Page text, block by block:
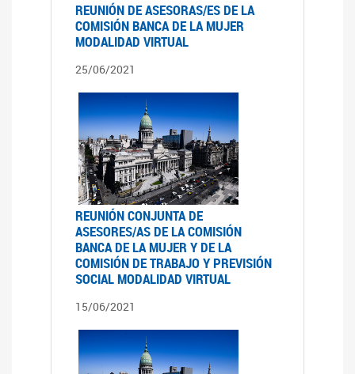
REUNIÓN DE ASESORAS/ES DE LA
COMISIÓN BANCA DE LA MUJER
MODALIDAD VIRTUAL
25/06/2021
REUNIÓN CONJUNTA DE
ASESORES/AS DE LA COMISIÓN
BANCA DE LA MUJER Y DE LA
COMISIÓN DE TRABAJO Y PREVISIÓN
SOCIAL MODALIDAD VIRTUAL
15/06/2021